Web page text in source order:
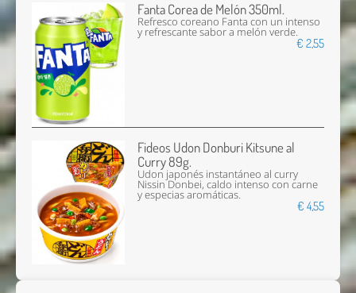
Fanta Corea de Melón 350ml.
Refresco coreano Fanta con un intenso
y refrescante sabor a melón verde.
€ 2,55
Fideos Udon Donburi Kitsune al
Curry 89g.
Udon japonés instantáneo al curry
Nissin Donbei, caldo intenso con carne
y especias aromáticas.
€ 4,55